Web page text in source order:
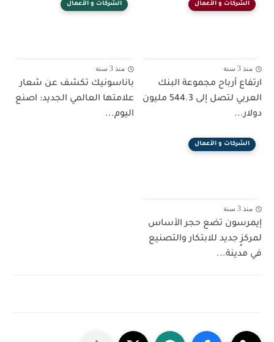
الشركات و الأعمال
منذ 3 سنة
ارتفاع أرباح مجموعة البنك
العربي لتصل إلى 544.3 مليون
دولار...
الشركات و الأعمال
منذ 3 سنة
باناسونيك تكشف عن شعار
علامتها العالمي الجديد: اصنع
اليوم...
الشركات و الأعمال
منذ 3 سنة
إيمرسون تضع حجر الأساس
لمركزٍ جديد للابتكار والتصنيع
في مدينة...